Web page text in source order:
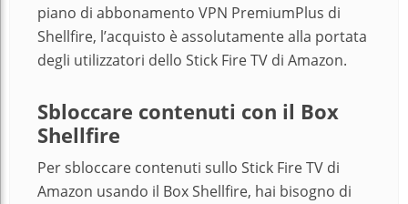
piano di abbonamento VPN PremiumPlus di
Shellfire, l’acquisto è assolutamente alla portata
degli utilizzatori dello Stick Fire TV di Amazon.
Sbloccare contenuti con il Box
Shellfire
Per sbloccare contenuti sullo Stick Fire TV di
Amazon usando il Box Shellfire, hai bisogno di